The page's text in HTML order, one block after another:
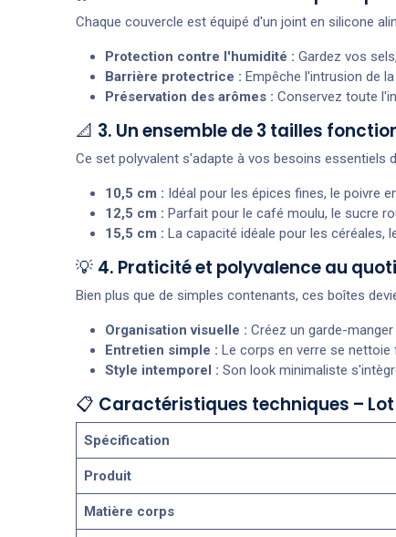
Chaque couvercle est équipé d'un joint en silicone
Protection contre l'humidité : Gardez vos
Barrière protectrice : Empêche l'intrusion de
Préservation des arômes : Conservez toute
📐 3. Un ensemble de 3 tailles
Ce set polyvalent s'adapte à vos besoins essentiels
10,5 cm : Idéal pour les épices fines, le poivre
12,5 cm : Parfait pour le café moulu, le sucre
15,5 cm : La capacité idéale pour les
💡 4. Praticité et polyvalence au
Bien plus que de simples contenants, ces boîtes
Organisation visuelle : Créez un garde-
Entretien simple : Le corps en verre se nettoie
Style intemporel : Son look minimaliste
📋 Caractéristiques techniques – Lot
Spécification
Produit
Matière corps